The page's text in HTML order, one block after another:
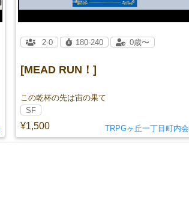
[MEAD RUN！]
この乾杯の先は宙の果て
¥1,500
2-0 180-240 0歳〜
SF
TRPGヶ丘一丁目町内会